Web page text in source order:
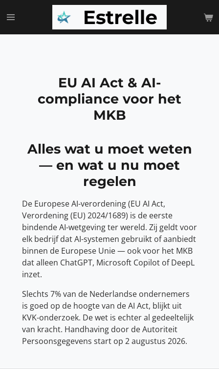
direct
naar
EU AI Act & AI-
compliance voor het
MKB
Alles wat u moet weten
— en wat u nu moet
regelen
De Europese AI-verordening (EU AI Act,
Verordening (EU) 2024/1689) is de eerste
bindende AI-wetgeving ter wereld. Zij geldt voor
elk bedrijf dat AI-systemen gebruikt of aanbiedt
binnen de Europese Unie — ook voor het MKB
dat alleen ChatGPT, Microsoft Copilot of DeepL
inzet.
Slechts 7% van de Nederlandse ondernemers
is goed op de hoogte van de AI Act, blijkt uit
KVK-onderzoek. De wet is echter al gedeeltelijk
van kracht. Handhaving door de Autoriteit
Persoonsgegevens start op 2 augustus 2026.